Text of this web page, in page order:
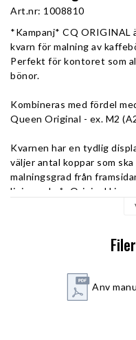
Art.nr: 1008810
*Kampanj* CQ
kvarn för malning av
Perfekt för kontoret som
bönor.
Kombineras med fördel
Queen Original - ex. M2
Kvarnen har en tydlig
väljer antal koppar som
malningsgrad från
linje med vår Original Line
utseende vilket gör den
Kvarn Original Passar alla
bryggare som finns på
Anv